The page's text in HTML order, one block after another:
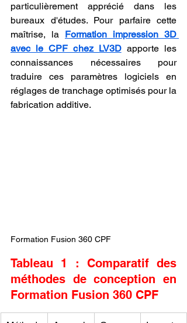
particulièrement apprécié dans les
bureaux d'études. Pour parfaire cette
maîtrise, la Formation impression 3D
avec le CPF chez LV3D apporte les
connaissances nécessaires pour
traduire ces paramètres logiciels en
réglages de tranchage optimisés pour la
fabrication additive.
Formation Fusion 360 CPF
Tableau 1 : Comparatif des
méthodes de conception en
Formation Fusion 360 CPF